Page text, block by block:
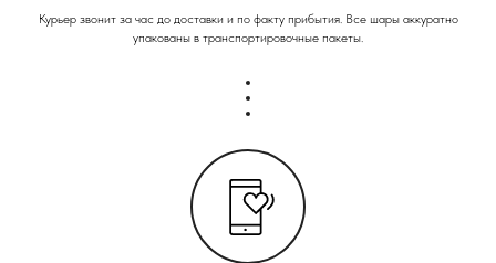
Курьер звонит за час до доставки и по факту прибытия. Все шары аккуратно
упакованы в транспортировочные пакеты.